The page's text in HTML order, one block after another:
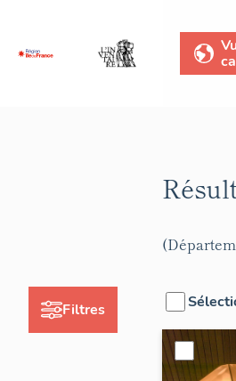
Filtres